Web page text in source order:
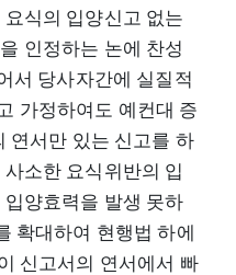
식의 입양신고 없는
인정하는 논에 찬성
서 당사자간에 실질적
가정하여도 예컨대 증
연서만 있는 신고를 하
소한 요식위반의 입
양효력을 발생 못하
확대하여 현행법 하에
신고서의 연서에서 빠